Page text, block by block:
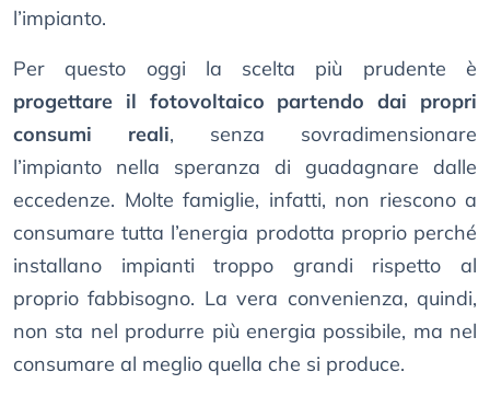
l’impianto.
Per questo oggi la scelta più prudente è
progettare il fotovoltaico partendo dai propri
consumi reali, senza sovradimensionare
l’impianto nella speranza di guadagnare dalle
eccedenze. Molte famiglie, infatti, non riescono a
consumare tutta l’energia prodotta proprio perché
installano impianti troppo grandi rispetto al
proprio fabbisogno. La vera convenienza, quindi,
non sta nel produrre più energia possibile, ma nel
consumare al meglio quella che si produce.